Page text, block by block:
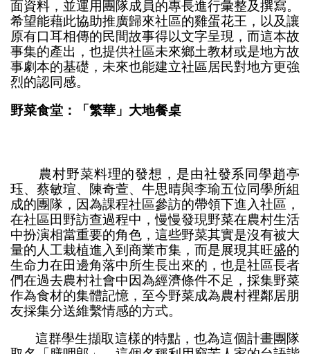
面資料，並運用團隊成員的專長進行彙整及撰寫。
希望能藉此協助推廣歸來社區的雞蛋花王，以及讓
原有口耳相傳的民間故事得以文字呈現，而這本故
事集的產出，也提供社區未來鄉土教材或是地方故
事劇本的基礎，未來也能建立社區居民對地方更強
烈的認同感。
野菜食堂：「繁華」大地餐桌
農村野菜料理的發想，是由社發系同學趙亭
珏、蔡敏瑄、陳奇萱、牛思晴與李瑜五位同學所組
成的團隊，因為課程社區參訪的帶領下進入社區，
在社區田野訪查過程中，慢慢發現野菜在農村生活
中扮演相當重要的角色，這些野菜其實是沒有被大
量的人工栽植進入到商業市集，而是展現其旺盛的
生命力在田邊角落中所生長出來的，也是社區長者
們在過去農村社會中因為經濟條件不足，採集野菜
作為食材的集體記憶，至今野菜成為農村裡鄰居朋
友採集分送維繫情感的方式。
這群學生擷取這樣的特點，也為這個計畫團隊